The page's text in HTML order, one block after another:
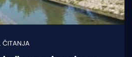
ČITANJA